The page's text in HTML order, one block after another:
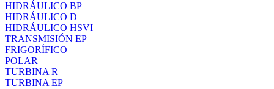
HIDRÁULICO BP
HIDRÁULICO D
HIDRÁULICO HSVI
TRANSMISIÓN EP
FRIGORÍFICO
POLAR
TURBINA R
TURBINA EP